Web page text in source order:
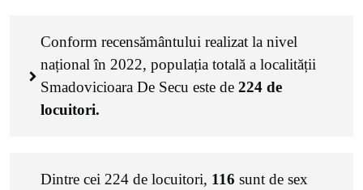
Conform recensământului realizat la nivel
național în 2022, populația totală a localității
Smadovicioara De Secu este de 224 de
locuitori.
Dintre cei 224 de locuitori, 116 sunt de sex